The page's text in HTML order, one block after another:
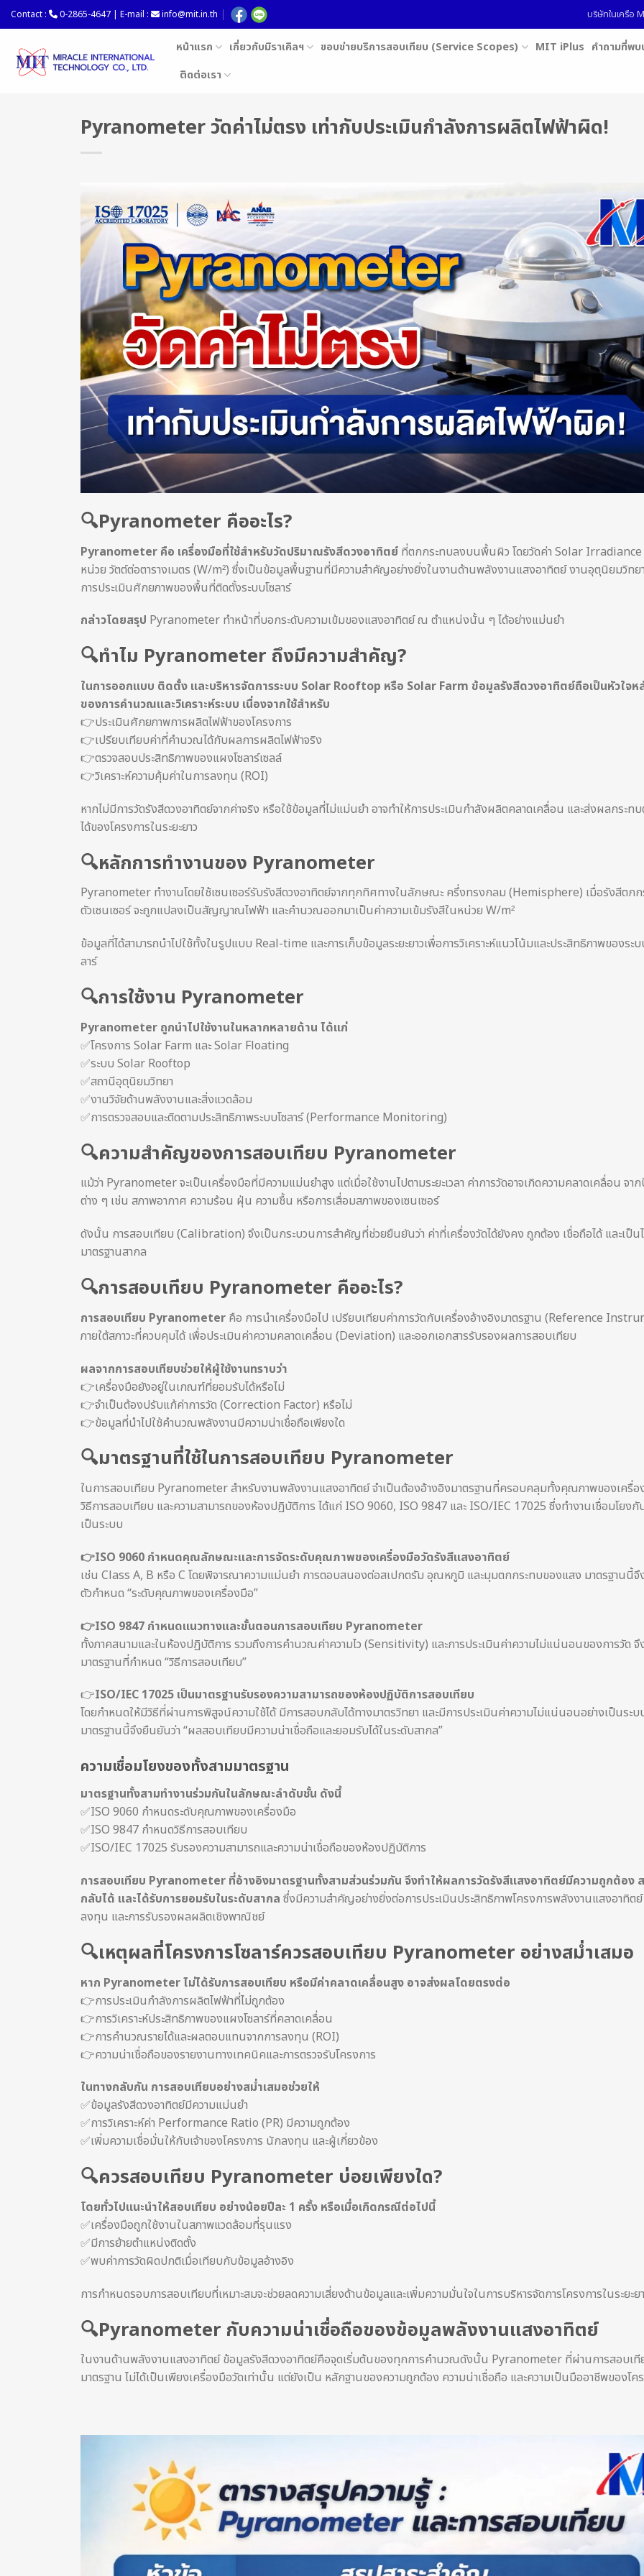
Skip
to
content
Contact : 0-2865-4647 | E-mail : info@mit.in.th บริษัทในเครือ
หน้าแรก เกี่ยวกับมิราเคิลฯ ขอบข่ายบริการสอบเทียบ (Service Scopes) MIT iPlus คำถามที่พ
ติดต่อเรา
Pyranometer วัดค่าไม่ตรง เท่ากับประเมินกำลังการผลิตไฟฟ้าผิด!
🔍Pyranometer คืออะไร?
Pyranometer คือ เครื่องมือที่ใช้สำหรับวัดปริมาณรังสีดวงอาทิตย์ ที่ตกกระทบลงบนพื้นผิว โดยวัดค่า Solar Irradiance
หน่วย วัตต์ต่อตารางเมตร (W/m²) ซึ่งเป็นข้อมูลพื้นฐานที่มีความสำคัญอย่างยิ่งในงานด้านพลังงานแสงอาทิตย์ งานอุตุนิยมวิทย
การประเมินศักยภาพของพื้นที่ติดตั้งระบบโซลาร์
กล่าวโดยสรุป Pyranometer ทำหน้าที่บอกระดับความเข้มของแสงอาทิตย์ ณ ตำแหน่งนั้น ๆ ได้อย่างแม่นยำ
🔍ทำไม Pyranometer ถึงมีความสำคัญ?
ในการออกแบบ ติดตั้ง และบริหารจัดการระบบ Solar Rooftop หรือ Solar Farm ข้อมูลรังสีดวงอาทิตย์ถือเป็นหัวใจห
ของการคำนวณและวิเคราะห์ระบบ เนื่องจากใช้สำหรับ
👉ประเมินศักยภาพการผลิตไฟฟ้าของโครงการ
👉เปรียบเทียบค่าที่คำนวณได้กับผลการผลิตไฟฟ้าจริง
👉ตรวจสอบประสิทธิภาพของแผงโซลาร์เซลล์
👉วิเคราะห์ความคุ้มค่าในการลงทุน (ROI)
หากไม่มีการวัดรังสีดวงอาทิตย์จากค่าจริง หรือใช้ข้อมูลที่ไม่แม่นยำ อาจทำให้การประเมินกำลังผลิตคลาดเคลื่อน และส่งผลกระทบ
ได้ของโครงการในระยะยาว
🔍หลักการทำงานของ Pyranometer
Pyranometer ทำงานโดยใช้เซนเซอร์รับรังสีดวงอาทิตย์จากทุกทิศทางในลักษณะ ครึ่งทรงกลม (Hemisphere) เมื่อรังสีตก
ตัวเซนเซอร์ จะถูกแปลงเป็นสัญญาณไฟฟ้า และคำนวณออกมาเป็นค่าความเข้มรังสีในหน่วย W/m²
ข้อมูลที่ได้สามารถนำไปใช้ทั้งในรูปแบบ Real-time และการเก็บข้อมูลระยะยาวเพื่อการวิเคราะห์แนวโน้มและประสิทธิภาพของระบ
ลาร์
🔍การใช้งาน Pyranometer
Pyranometer ถูกนำไปใช้งานในหลากหลายด้าน ได้แก่
✅โครงการ Solar Farm และ Solar Floating
✅ระบบ Solar Rooftop
✅สถานีอุตุนิยมวิทยา
✅งานวิจัยด้านพลังงานและสิ่งแวดล้อม
✅การตรวจสอบและติดตามประสิทธิภาพระบบโซลาร์ (Performance Monitoring)
🔍ความสำคัญของการสอบเทียบ Pyranometer
แม้ว่า Pyranometer จะเป็นเครื่องมือที่มีความแม่นยำสูง แต่เมื่อใช้งานไปตามระยะเวลา ค่าการวัดอาจเกิดความคลาดเคลื่อน จา
ต่าง ๆ เช่น สภาพอากาศ ความร้อน ฝุ่น ความชื้น หรือการเสื่อมสภาพของเซนเซอร์
ดังนั้น การสอบเทียบ (Calibration) จึงเป็นกระบวนการสำคัญที่ช่วยยืนยันว่า ค่าที่เครื่องวัดได้ยังคง ถูกต้อง เชื่อถือได้ และเป็น
มาตรฐานสากล
🔍การสอบเทียบ Pyranometer คืออะไร?
การสอบเทียบ Pyranometer คือ การนำเครื่องมือไป เปรียบเทียบค่าการวัดกับเครื่องอ้างอิงมาตรฐาน (Reference
ภายใต้สภาวะที่ควบคุมได้ เพื่อประเมินค่าความคลาดเคลื่อน (Deviation) และออกเอกสารรับรองผลการสอบเทียบ
ผลจากการสอบเทียบช่วยให้ผู้ใช้งานทราบว่า
👉เครื่องมือยังอยู่ในเกณฑ์ที่ยอมรับได้หรือไม่
👉จำเป็นต้องปรับแก้ค่าการวัด (Correction Factor) หรือไม่
👉ข้อมูลที่นำไปใช้คำนวณพลังงานมีความน่าเชื่อถือเพียงใด
🔍มาตรฐานที่ใช้ในการสอบเทียบ Pyranometer
ในการสอบเทียบ Pyranometer สำหรับงานพลังงานแสงอาทิตย์ จำเป็นต้องอ้างอิงมาตรฐานที่ครอบคลุมทั้งคุณภาพของเครื่อ
วิธีการสอบเทียบ และความสามารถของห้องปฏิบัติการ ได้แก่ ISO 9060, ISO 9847 และ ISO/IEC 17025 ซึ่งทำงานเชื่อมโยงกั
เป็นระบบ
👉ISO 9060 กำหนดคุณลักษณะและการจัดระดับคุณภาพของเครื่องมือวัดรังสีแสงอาทิตย์
เช่น Class A, B หรือ C โดยพิจารณาความแม่นยำ การตอบสนองต่อสเปกตรัม อุณหภูมิ และมุมตกกระทบของแสง มาตรฐานนี้จึ
ตัวกำหนด “ระดับคุณภาพของเครื่องมือ”
👉ISO 9847 กำหนดแนวทางและขั้นตอนการสอบเทียบ Pyranometer
ทั้งภาคสนามและในห้องปฏิบัติการ รวมถึงการคำนวณค่าความไว (Sensitivity) และการประเมินค่าความไม่แน่นอนของการวัด จึ
มาตรฐานที่กำหนด “วิธีการสอบเทียบ”
👉ISO/IEC 17025 เป็นมาตรฐานรับรองความสามารถของห้องปฏิบัติการสอบเทียบ
โดยกำหนดให้มีวิธีที่ผ่านการพิสูจน์ความใช้ได้ มีการสอบกลับได้ทางมาตรวิทยา และมีการประเมินค่าความไม่แน่นอนอย่างเป็นระบ
มาตรฐานนี้จึงยืนยันว่า “ผลสอบเทียบมีความน่าเชื่อถือและยอมรับได้ในระดับสากล”
ความเชื่อมโยงของทั้งสามมาตรฐาน
มาตรฐานทั้งสามทำงานร่วมกันในลักษณะลำดับชั้น ดังนี้
✅ISO 9060 กำหนดระดับคุณภาพของเครื่องมือ
✅ISO 9847 กำหนดวิธีการสอบเทียบ
✅ISO/IEC 17025 รับรองความสามารถและความน่าเชื่อถือของห้องปฏิบัติการ
การสอบเทียบ Pyranometer ที่อ้างอิงมาตรฐานทั้งสามส่วนร่วมกัน จึงทำให้ผลการวัดรังสีแสงอาทิตย์มีความถูกต้อง
กลับได้ และได้รับการยอมรับในระดับสากล ซึ่งมีความสำคัญอย่างยิ่งต่อการประเมินประสิทธิภาพโครงการพลังงานแสงอาทิตย์
ลงทุน และการรับรองผลผลิตเชิงพาณิชย์
🔍เหตุผลที่โครงการโซลาร์ควรสอบเทียบ Pyranometer อย่างสม่ำเสมอ
หาก Pyranometer ไม่ได้รับการสอบเทียบ หรือมีค่าคลาดเคลื่อนสูง อาจส่งผลโดยตรงต่อ
👉การประเมินกำลังการผลิตไฟฟ้าที่ไม่ถูกต้อง
👉การวิเคราะห์ประสิทธิภาพของแผงโซลาร์ที่คลาดเคลื่อน
👉การคำนวณรายได้และผลตอบแทนจากการลงทุน (ROI)
👉ความน่าเชื่อถือของรายงานทางเทคนิคและการตรวจรับโครงการ
ในทางกลับกัน การสอบเทียบอย่างสม่ำเสมอช่วยให้
✅ข้อมูลรังสีดวงอาทิตย์มีความแม่นยำ
✅การวิเคราะห์ค่า Performance Ratio (PR) มีความถูกต้อง
✅เพิ่มความเชื่อมั่นให้กับเจ้าของโครงการ นักลงทุน และผู้เกี่ยวข้อง
🔍ควรสอบเทียบ Pyranometer บ่อยเพียงใด?
โดยทั่วไปแนะนำให้สอบเทียบ อย่างน้อยปีละ 1 ครั้ง หรือเมื่อเกิดกรณีต่อไปนี้
✅เครื่องมือถูกใช้งานในสภาพแวดล้อมที่รุนแรง
✅มีการย้ายตำแหน่งติดตั้ง
✅พบค่าการวัดผิดปกติเมื่อเทียบกับข้อมูลอ้างอิง
การกำหนดรอบการสอบเทียบที่เหมาะสมจะช่วยลดความเสี่ยงด้านข้อมูลและเพิ่มความมั่นใจในการบริหารจัดการโครงการในระยะย
🔍Pyranometer กับความน่าเชื่อถือของข้อมูลพลังงานแสงอาทิตย์
ในงานด้านพลังงานแสงอาทิตย์ ข้อมูลรังสีดวงอาทิตย์คือจุดเริ่มต้นของทุกการคำนวณดังนั้น Pyranometer ที่ผ่านการสอบเที
มาตรฐาน ไม่ได้เป็นเพียงเครื่องมือวัดเท่านั้น แต่ยังเป็น หลักฐานของความถูกต้อง ความน่าเชื่อถือ และความเป็นมืออาชีพของโค